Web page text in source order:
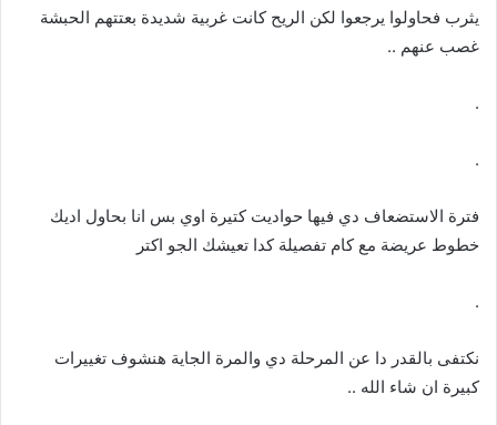
يثرب فحاولوا يرجعوا لكن الريح كانت غربية شديدة بعتتهم الحبشة
غصب عنهم ..
.
.
فترة الاستضعاف دي فيها حواديت كتيرة اوي بس انا بحاول اديك
خطوط عريضة مع كام تفصيلة كدا تعيشك الجو اكتر
.
نكتفى بالقدر دا عن المرحلة دي والمرة الجاية هنشوف تغييرات
كبيرة ان شاء الله ..